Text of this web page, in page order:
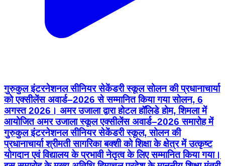
गुरुकुल इंटरनेशनल सीनियर सेकेंडरी स्कूल सोलन की प्रधानाचार्या
को एक्सीलेंस अवार्ड–2026 से सम्मानित किया गया सोलन, 6
अगस्त 2026। अमर उजाला द्वारा होटल हॉलिडे होम, शिमला में
आयोजित अमर उजाला स्कूल एक्सीलेंस अवार्ड–2026 समारोह में
गुरुकुल इंटरनेशनल सीनियर सेकेंडरी स्कूल, सोलन की
प्रधानाचार्या श्रीमती सागरिका बक्शी को शिक्षा के क्षेत्र में उत्कृष्ट
योगदान एवं विद्यालय के प्रभावी नेतृत्व के लिए सम्मानित किया गया।